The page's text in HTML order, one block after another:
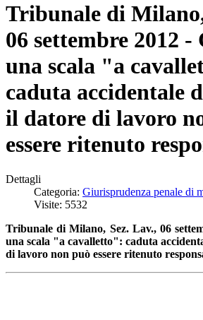
Tribunale di
06 settembre 2012 -
una scala "a
caduta accidentale
il datore di lavoro
essere ritenuto
Dettagli
Categoria: Giurisprudenza penale di
Visite: 5532
Tribunale di Milano, Sez. Lav., 06
una scala "a cavalletto": caduta
di lavoro non può essere ritenuto